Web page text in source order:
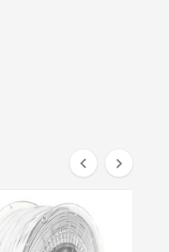
 